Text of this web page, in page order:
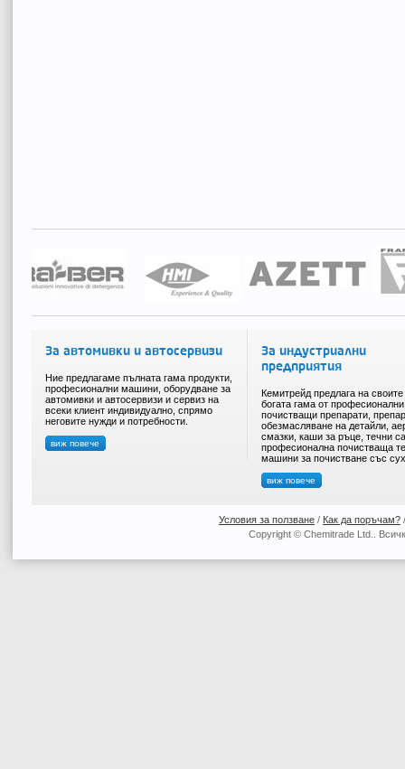
За автомивки и автосервизи
Ние предлагаме пълната гама продукти,
професионални машини, оборудване за
автомивки и автосервизи и сервиз на
всеки клиент индивидуално, спрямо
неговите нужди и потребности.
виж повече
За индустриални
предприятия
Кемитрейд предлага на своите
богата гама от професионални
почистващи препарати,
обезмасляване на детайли,
смазки, каши за ръце, течни
професионална почистваща
машини за почистване със
виж повече
Условия за ползване / Как да поръчам?
Copyright © Chemitrade Ltd..